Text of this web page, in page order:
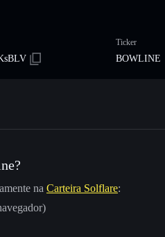
Ticker
BOWLINE
na Carteira Solflare: